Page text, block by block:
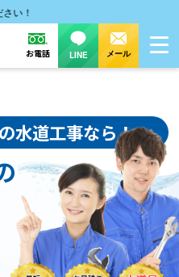
お電話 LINE メール
水道工事なら！